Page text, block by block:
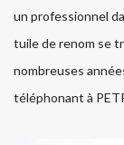
un professionnel
tuile de renom se
nombreuses
téléphonant à